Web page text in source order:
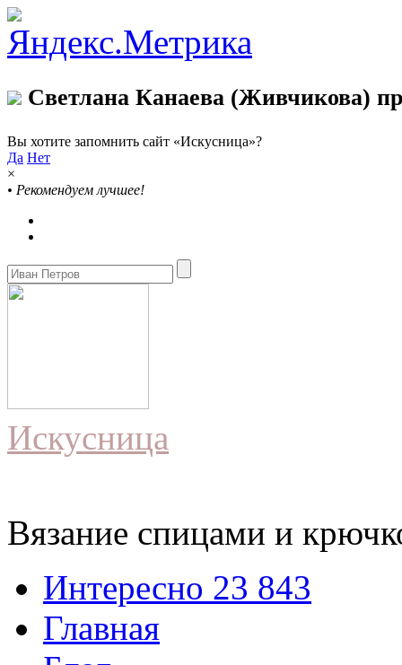
Светлана Канаева (Живчикова)
Вы хотите запомнить сайт «Искусница»?
Да Нет
×
• Рекомендуем лучшее!
Искусница
Вязание спицами и
Интересно 23 843
Главная